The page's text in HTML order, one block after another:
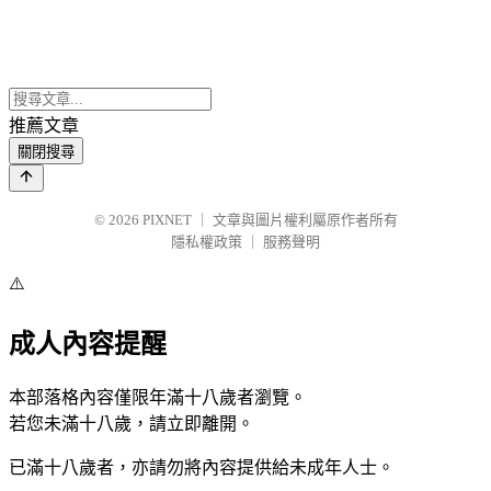
推薦文章
關閉搜尋
© 2026 PIXNET
文章與圖片權利屬原作者所有
隱私權政策
服務聲明
⚠️
成人內容提醒
本部落格內容僅限年滿十八歲者瀏覽。
若您未滿十八歲，請立即離開。
已滿十八歲者，亦請勿將內容提供給未成年人士。